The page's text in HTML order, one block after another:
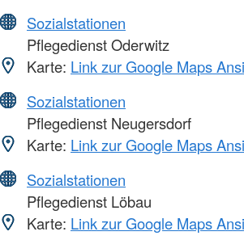
Sozialstationen
Pflegedienst Oderwitz
Karte: Link zur Google Maps
Sozialstationen
Pflegedienst Neugersdorf
Karte: Link zur Google Maps
Sozialstationen
Pflegedienst Löbau
Karte: Link zur Google Maps